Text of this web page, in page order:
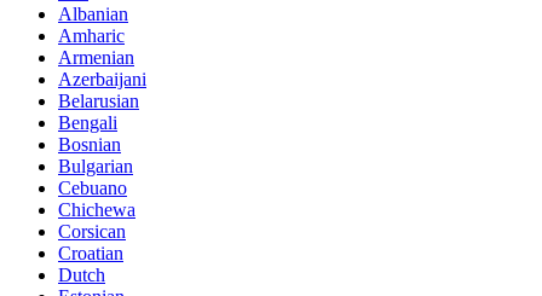
Albanian
Amharic
Armenian
Azerbaijani
Belarusian
Bengali
Bosnian
Bulgarian
Cebuano
Chichewa
Corsican
Croatian
Dutch